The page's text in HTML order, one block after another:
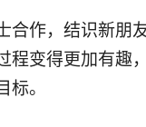
合作，结识新朋
程变得更加有趣
。